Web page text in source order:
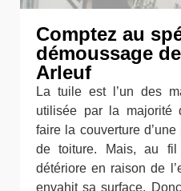
Comptez au
démoussage
Arleuf
La tuile est l’un des
utilisée par la majorité
faire la couverture
de toiture. Mais, au
détériore en raison de
envahit sa surface.